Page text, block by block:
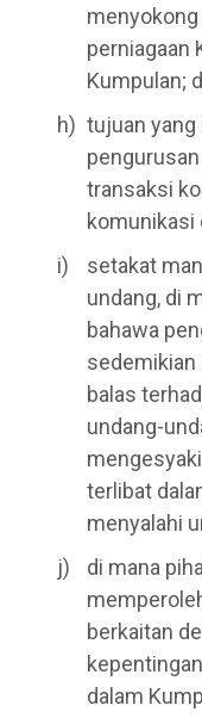
perniagaan
Kumpulan;
tujuan yang
transaksi
komunikasi
setakat
undang, di
bahawa
sedemikian
balas
undang-
terlibat
menyalahi
di mana
berkaitan
dalam